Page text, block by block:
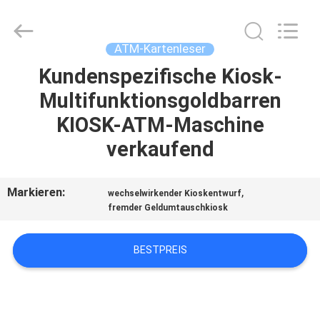
HAUS
PRODUKTE
UNS
FABRIK-
AUSFLUG
Online
Market.
ATM-Kartenleser
Kundenspezifische Kiosk-
Multifunktionsgoldbarren
KIOSK-ATM-Maschine
verkaufend
Markieren: wechselwirkender Kioskentwurf,
fremder Geldumtauschkiosk
BESTPREIS